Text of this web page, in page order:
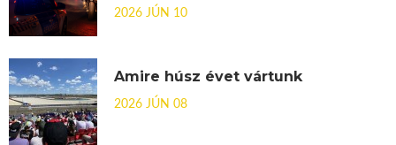
2026 JÚN 10
Amire húsz évet vártunk
2026 JÚN 08